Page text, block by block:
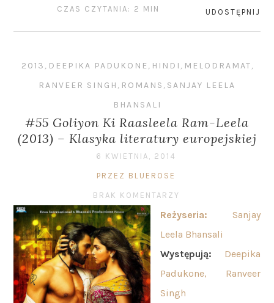
CZAS CZYTANIA: 2 MIN UDOSTĘPNIJ
2013 , DEEPIKA PADUKONE, HINDI , MELODRAMAT,
RANVEER SINGH , ROMANS , SANJAY LEELA
BHANSALI
#55 Goliyon Ki Raasleela Ram-Leela
(2013) – Klasyka literatury europejskiej
6 KWIETNIA, 2014
PRZEZ BLUEROSE
BRAK KOMENTARZY
Reżyseria: Sanjay
Leela Bhansali
Występują: Deepika
Padukone, Ranveer
Singh